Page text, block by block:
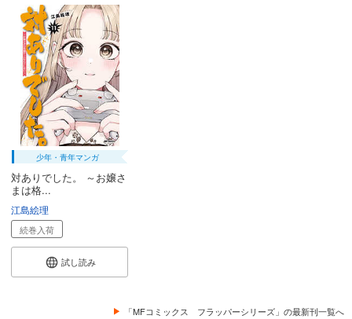
少年・青年マンガ
対ありでした。 ～お嬢さ
まは格...
江島絵理
続巻入荷
試し読み
「MFコミックス フラッパーシリーズ」の最新刊一覧へ